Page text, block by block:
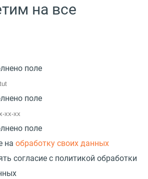
на все
поле
поле
поле
на обработку своих данных
согласие с политикой обработки